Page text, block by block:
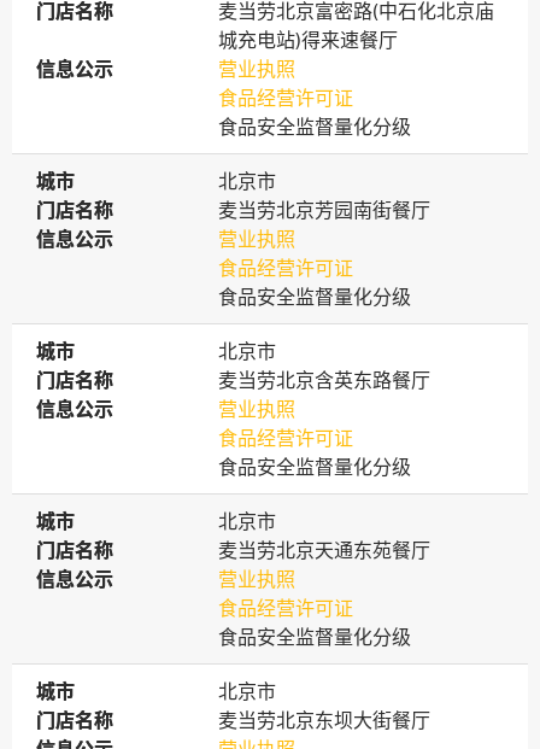
门店名称
门店名称
麦当劳北京富密路(中石化北京庙
城充电站)得来速餐厅
信息公示
信息公示
营业执照
食品经营许可证
食品安全监督量化分级
城市
城市
北京市
门店名称
门店名称
麦当劳北京芳园南街餐厅
信息公示
信息公示
营业执照
食品经营许可证
食品安全监督量化分级
城市
城市
北京市
门店名称
门店名称
麦当劳北京含英东路餐厅
信息公示
信息公示
营业执照
食品经营许可证
食品安全监督量化分级
城市
城市
北京市
门店名称
门店名称
麦当劳北京天通东苑餐厅
信息公示
信息公示
营业执照
食品经营许可证
食品安全监督量化分级
城市
城市
北京市
门店名称
门店名称
麦当劳北京东坝大街餐厅